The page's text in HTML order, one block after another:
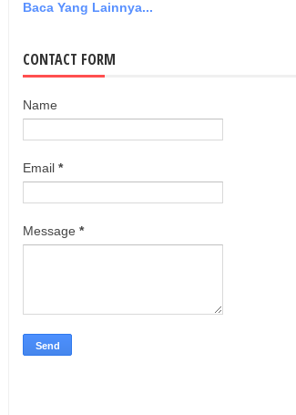
Baca Yang Lainnya...
CONTACT FORM
Name
Email *
Message *